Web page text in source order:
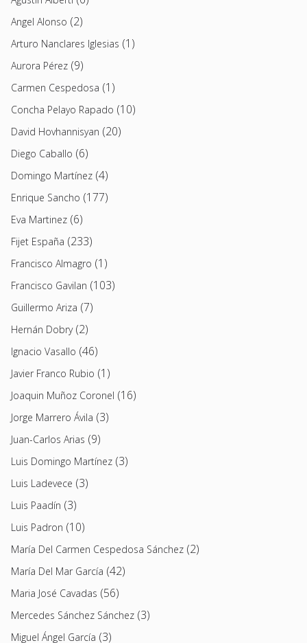
Angel Alonso (2)
Arturo Nanclares Iglesias (1)
Aurora Pérez (9)
Carmen Cespedosa (1)
Concha Pelayo Rapado (10)
David Hovhannisyan (20)
Diego Caballo (6)
Domingo Martínez (4)
Enrique Sancho (177)
Eva Martinez (6)
Fijet España (233)
Francisco Almagro (1)
Francisco Gavilan (103)
Guillermo Ariza (7)
Hernán Dobry(2)
Ignacio Vasallo (46)
Javier Franco Rubio (1)
Joaquin Muñoz Coronel (16)
Jorge Marrero Ávila (3)
Juan-Carlos Arias (9)
Luis Domingo Martínez (3)
Luis Ladevece (3)
Luis Paadín (3)
Luis Padron (10)
María Del Carmen Cespedosa Sánchez (2)
María Del Mar García (42)
Maria José Cavadas (56)
Mercedes Sánchez Sánchez (3)
Miguel Ángel García (3)